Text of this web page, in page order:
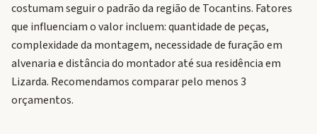
costumam seguir o padrão da região de Tocantins. Fatores
que influenciam o valor incluem: quantidade de peças,
complexidade da montagem, necessidade de furação em
alvenaria e distância do montador até sua residência em
Lizarda. Recomendamos comparar pelo menos 3
orçamentos.